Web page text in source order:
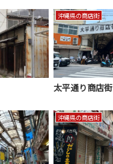
沖縄県の商店街
太平通り商店街
沖縄県の商店街